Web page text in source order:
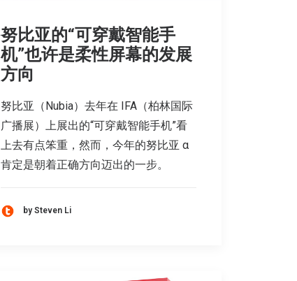
努比亚的“可穿戴智能手
机”也许是柔性屏幕的发展
方向
努比亚（Nubia）去年在 IFA（柏林国际
广播展）上展出的“可穿戴智能手机”看
上去有点笨重，然而，今年的努比亚 α
肯定是朝着正确方向迈出的一步。
by Steven Li